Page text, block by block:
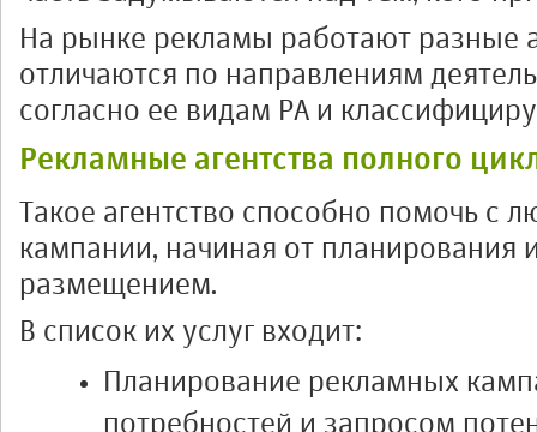
На рынке рекламы работают разные
отличаются по направлениям
согласно ее видам РА и
Рекламные агентства полного
Такое агентство способно помочь с
кампании, начиная от планирования
размещением.
В список их услуг входит:
Планирование рекламных
потребностей и запросом